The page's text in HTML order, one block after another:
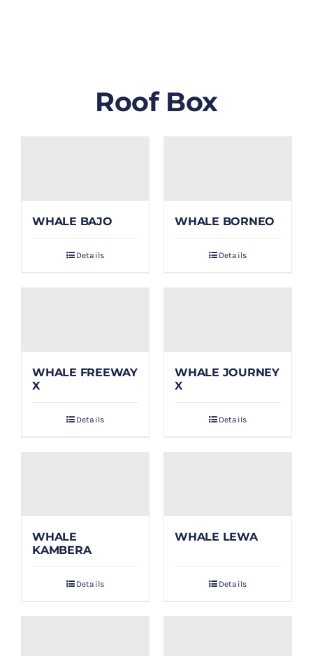
PAYMENT
Roof Box
WHALE BAJO
Details
WHALE BORNEO
Details
WHALE FREEWAY
X
Details
WHALE JOURNEY
X
Details
WHALE
KAMBERA
Details
WHALE LEWA
Details